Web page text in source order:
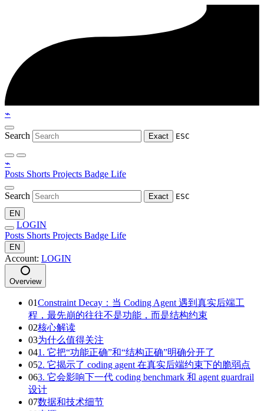
⌁
Search Exact ESC
⌁
Posts Shorts Projects Badge Life
Search Exact
ESC
EN
LOGIN
Posts Shorts Projects Badge Life
EN
Account: LOGIN
Overview
01Constraint Decay：当 Coding Agent 遇到真实后端工
程，最先崩的往往不是功能，而是结构约束
02核心解读
03为什么值得关注
041. 它把“功能正确”和“结构正确”明确分开了
052. 它揭示了 coding agent 在真实后端约束下的脆弱点
063. 它会影响下一代 coding benchmark 和 agent guardrail
设计
07数据和技术细节